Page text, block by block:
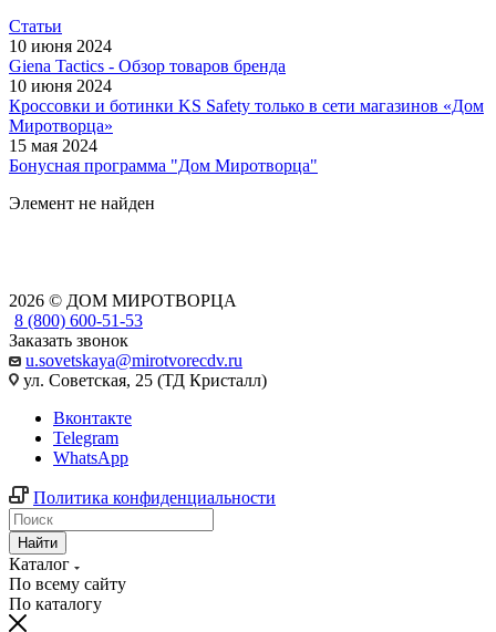
Статьи
10 июня 2024
Giena Tactics - Обзор товаров бренда
10 июня 2024
Кроссовки и ботинки KS Safety только в сети магазинов «Дом
Миротворца»
15 мая 2024
Бонусная программа "Дом Миротворца"
Элемент не найден
2026 © ДОМ МИРОТВОРЦА
8 (800) 600-51-53
Заказать звонок
u.sovetskaya@mirotvorecdv.ru
ул. Советская, 25 (ТД Кристалл)
Вконтакте
Telegram
WhatsApp
Политика конфиденциальности
Найти
Каталог
По всему сайту
По каталогу